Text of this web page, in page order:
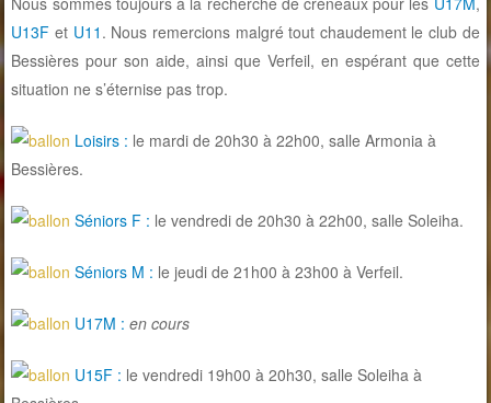
U13F et U11 . Nous remercions malgré tout chaudement le club de
Bessières pour son aide, ainsi que Verfeil, en espérant que cette
situation ne s’éternise pas trop.
Loisirs : le mardi de 20h30 à 22h00, salle Armonia à
Bessières.
Séniors F : le vendredi de 20h30 à 22h00, salle Soleiha.
Séniors M : le jeudi de 21h00 à 23h00 à Verfeil.
U17M : en cours
U15F : le vendredi 19h00 à 20h30, salle Soleiha à